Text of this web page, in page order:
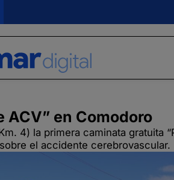
en Comodoro
4) la primera caminata gratuita
el accidente cerebrovascular.